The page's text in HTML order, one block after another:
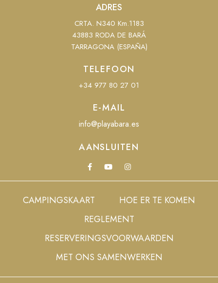
ADRES
CRTA. N340 Km.1183
43883 RODA DE BARÁ
TARRAGONA (ESPAÑA)
TELEFOON
+34 977 80 27 01
E-MAIL
info@playabara.es
AANSLUITEN
CAMPINGSKAART
HOE ER TE KOMEN
REGLEMENT
RESERVERINGSVOORWAARDEN
MET ONS SAMENWERKEN